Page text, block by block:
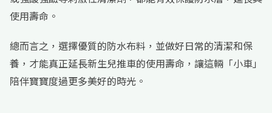
使用壽命。
總而言之，選擇優質的防水布料，並做好日常的清潔和保
養，才能真正延長新生兒推車的使用壽命，讓這輛「小車」
陪伴寶寶度過更多美好的時光。